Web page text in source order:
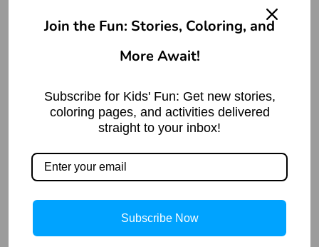
“सात समुद्र पार
लेकिन असली
खजाना यह नहीं
हैमित्रताऔर दया
का भाव। जो
व्यक्ति दूसरों की
करता है, वही
Read More »
Amuseme
Mysteriou
Join the Fun: Stories, Coloring, and
More Await!
Subscribe for Kids' Fun: Get new stories,
coloring pages, and activities delivered
straight to your inbox!
Subscribe Now